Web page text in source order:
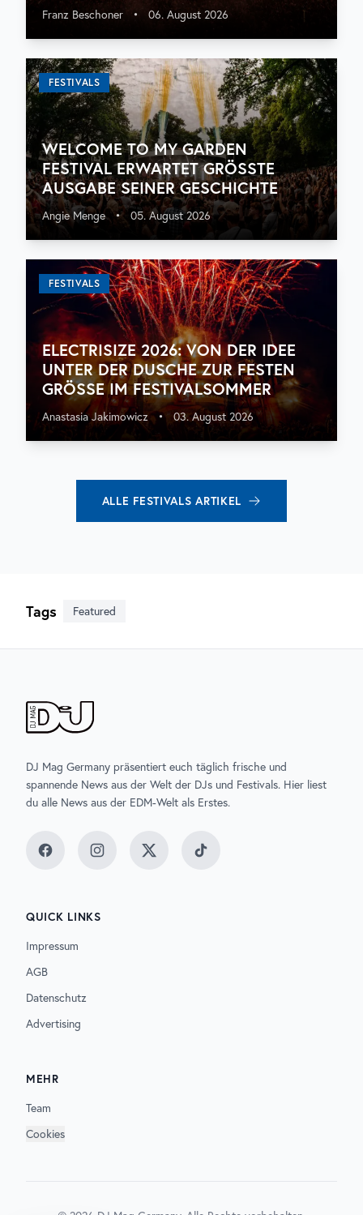
Franz Beschoner • 06. August 2026
FESTIVALS
WELCOME TO MY GARDEN
FESTIVAL ERWARTET GRÖSSTE A
USGABE SEINER GESCHICHTE
Angie Menge • 05. August 2026
FESTIVALS
ELECTRISIZE 2026: VON DER IDEE
UNTER DER DUSCHE ZUR FESTEN
GRÖSSE IM FESTIVALSOMMER
Anastasia Jakimowicz • 03. August 2026
ALLE FESTIVALS ARTIKEL
Tags Featured
DJ Mag Germany präsentiert euch täglich frische und
spannende News aus der Welt der DJs und Festivals. Hier liest
du alle News aus der EDM-Welt als Erstes.
FacebookInstagramTwitter TikTok
QUICK LINKS
Impressum
AGB
Datenschutz
Advertising
MEHR
Team
Cookies